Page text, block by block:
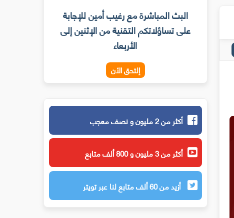
البث المباشرة مع رغيب أمين للإجابة
على تساؤلاتكم التقنية من الإثنين إلى
الأربعاء
إلتحق الأن
أكثر من 2 مليون و نصف معجب
أكثر من 3 مليون و 800 ألف متابع
أزيد من 60 ألف متابع لنا عبر تويتر